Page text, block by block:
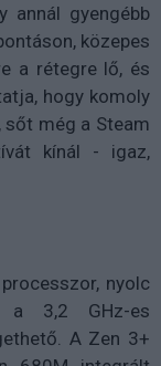
annál gyengébb
közepes
a rétegre lő, és
hogy komoly
sőt még a Steam
kínál - igaz,
nyolc
a 3,2 GHz-es
A Zen 3+